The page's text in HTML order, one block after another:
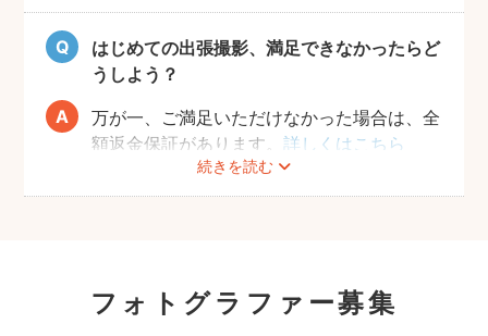
願いしております。
はじめての出張撮影、満足できなかったらど
うしよう？
続きを読む
万が一、ご満足いただけなかった場合は、全
額返金保証があります。詳しくはこちら
フォトグラファー募集